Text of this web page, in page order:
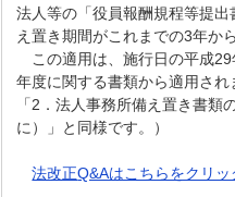
法人等の「役員報酬規程等提
え置き期間がこれまでの3年か
この適用は、施行日の平成
年度に関する書類から適用され
「2．法人事務所備え置き書
に）」と同様です。）
法改正Q&Aはこちらをクリッ